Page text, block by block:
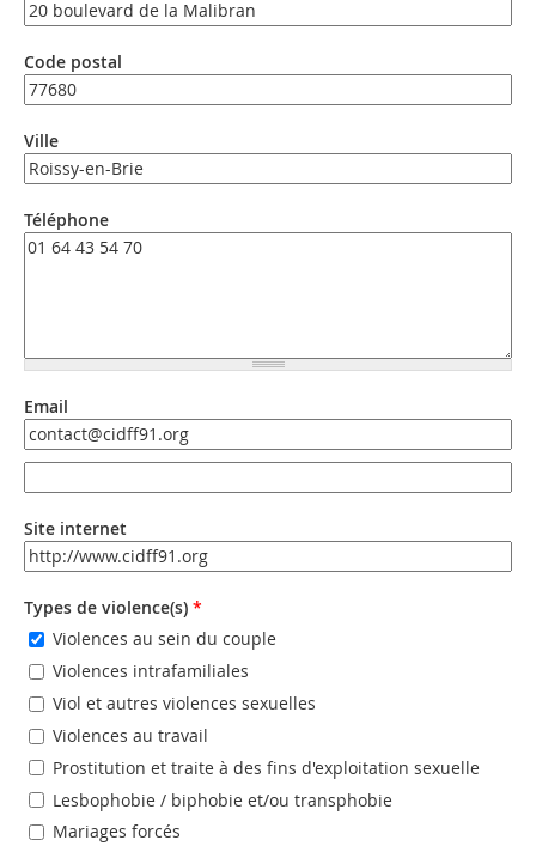
Code postal
Ville
Téléphone
Email
Email
Site internet
URL
Types de violence(s) *
Violences au sein du couple
Violences intrafamiliales
Viol et autres violences sexuelles
Violences au travail
Prostitution et traite à des fins d'exploitation sexuelle
Lesbophobie / biphobie et/ou transphobie
Mariages forcés